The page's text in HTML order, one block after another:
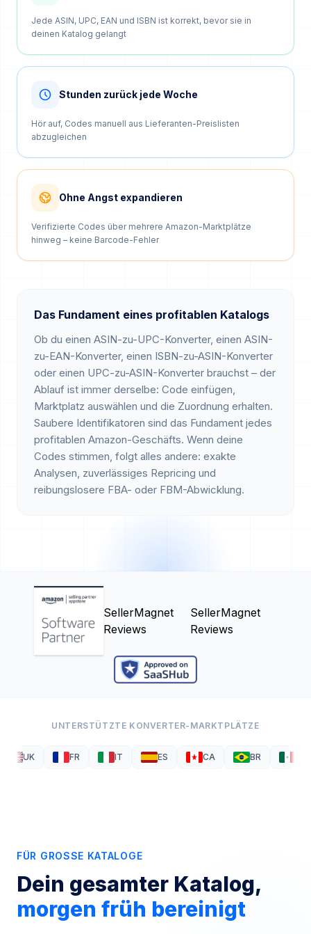
Jede ASIN, UPC, EAN und ISBN ist korrekt, bevor sie in
deinen Katalog gelangt
Stunden zurück jede Woche
Hör auf, Codes manuell aus Lieferanten-Preislisten
abzugleichen
Ohne Angst expandieren
Verifizierte Codes über mehrere Amazon-Marktplätze
hinweg – keine Barcode-Fehler
Das Fundament eines profitablen Katalogs
Ob du einen ASIN-zu-UPC-Konverter, einen ASIN-
zu-EAN-Konverter, einen ISBN-zu-ASIN-Konverter
oder einen UPC-zu-ASIN-Konverter brauchst – der
Ablauf ist immer derselbe: Code einfügen,
Marktplatz auswählen und die Zuordnung erhalten.
Saubere Identifikatoren sind das Fundament jedes
profitablen Amazon-Geschäfts. Wenn deine
Codes stimmen, folgt alles andere: exakte
Analysen, zuverlässiges Repricing und
reibungslosere FBA- oder FBM-Abwicklung.
SellerMagnet
Reviews
SellerMagnet
Reviews
UNTERSTÜTZTE KONVERTER-MARKTPLÄTZE
UK FR IT ES CA BR
FÜR GROSSE KATALOGE
Dein gesamter Katalog,
morgen früh bereinigt